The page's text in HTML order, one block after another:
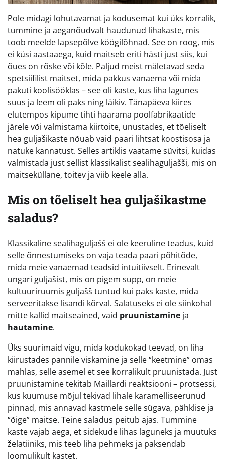
Pole midagi lohutavamat ja kodusemat kui üks korralik,
tummine ja aeganõudvalt haudunud lihakaste, mis
toob meelde lapsepõlve köögilõhnad. See on roog, mis
ei küsi aastaaega, kuid maitseb eriti hästi just siis, kui
õues on rõske või kõle. Paljud meist mäletavad seda
spetsiifilist maitset, mida pakkus vanaema või mida
pakuti koolisööklas – see oli kaste, kus liha lagunes
suus ja leem oli paks ning läikiv. Tänapäeva kiires
elutempos kipume tihti haarama poolfabrikaatide
järele või valmistama kiirtoite, unustades, et tõeliselt
hea guljašikaste nõuab vaid paari lihtsat koostisosa ja
natuke kannatust. Selles artiklis vaatame süvitsi, kuidas
valmistada just sellist klassikalist sealihaguljašši, mis on
maitseküllane, toitev ja viib keele alla.
Mis on tõeliselt hea guljašikastme
saladus?
Klassikaline sealihaguljašš ei ole keeruline teadus, kuid
selle õnnestumiseks on vaja teada paari põhitõde,
mida meie vanaemad teadsid intuitiivselt. Erinevalt
ungari guljašist, mis on pigem supp, on meie
kultuuriruumis guljašš tuntud kui paks kaste, mida
serveeritakse lisandi kõrval. Salatuseks ei ole siinkohal
mitte kallid maitseained, vaid pruunistamine ja
hautamine.
Üks suurimaid vigu, mida kodukokad teevad, on liha
kiirustades pannile viskamine ja selle “keetmine” omas
mahlas, selle asemel et see korralikult pruunistada. Just
pruunistamine tekitab Maillardi reaktsiooni – protsessi,
kus kuumuse mõjul tekivad lihale karamelliseerunud
pinnad, mis annavad kastmele selle sügava, pähklise ja
“õige” maitse. Teine saladus peitub ajas. Tummine
kaste vajab aega, et sidekude lihas laguneks ja muutuks
želatiiniks, mis teeb liha pehmeks ja paksendab
loomulikult kastet.